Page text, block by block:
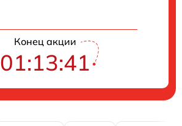
Конец акции
01:13:41